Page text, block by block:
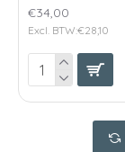
€34,00
Excl. BTW:€28,10